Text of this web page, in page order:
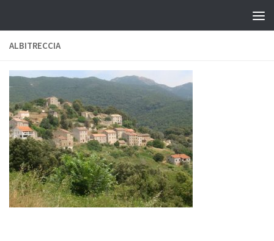
ALBITRECCIA